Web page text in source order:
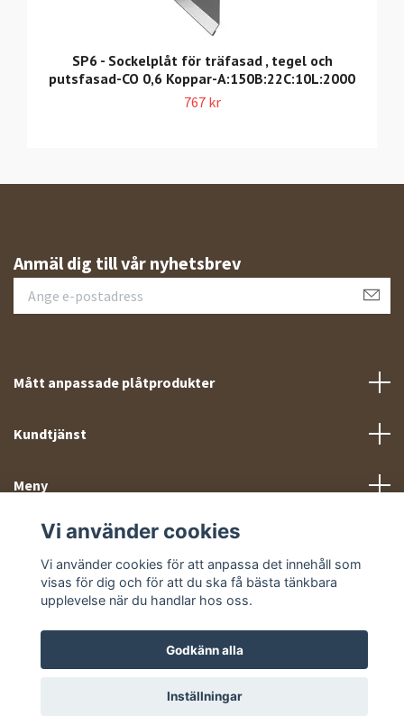
SP6 - Sockelplåt för träfasad , tegel och
putsfasad-CO 0,6 Koppar-A:150B:22C:10L:2000
767 kr
Anmäl dig till vår nyhetsbrev
Mått anpassade plåtprodukter
Kundtjänst
Meny
Sociala medier
Vi använder cookies
Vi använder cookies för att anpassa det innehåll som
visas för dig och för att du ska få bästa tänkbara
upplevelse när du handlar hos oss.
Godkänn alla
Inställningar